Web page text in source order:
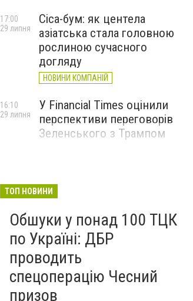
Cica-бум: як центела
азіатська стала головною
рослиною сучасного
догляду
НОВИНИ КОМПАНІЙ
17:00
29 липня
У Financial Times оцінили
перспективи переговорів
Зеленського з Трампом
16:10
29 липня
ТОП НОВИНИ
Обшуки у понад 100 ТЦК
по Україні: ДБР
проводить
спецоперацію Чесний
призов